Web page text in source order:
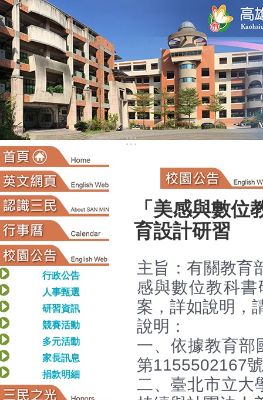
行政公告
人事甄選
研習資訊
競賽活動
多元活動
家長訊息
捐款明細
:::
「美感與數
育設計研習
主旨：有關教育
感與數位教科
案，詳如說明，
說明：
一、依據教育部
第1155502167
二、臺北市立大